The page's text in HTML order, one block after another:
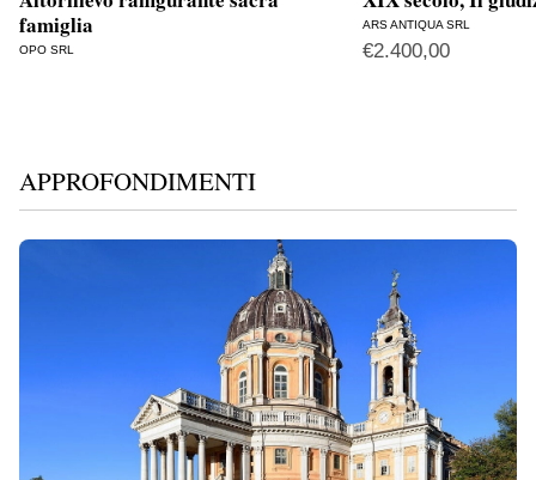
famiglia
OPO SRL
ARS ANTIQUA SRL
€2.400,00
APPROFONDIMENTI